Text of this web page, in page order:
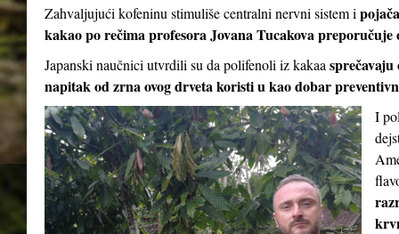
Zahvaljujući kofeninu stimuliše centralni nervni sistem i
kakao po rečima profesora Jovana Tucakova preporučuje
Japanski naučnici utvrdili su da polifenoli iz kakaa
napitak od zrna ovog drveta koristi u kao dobar
I